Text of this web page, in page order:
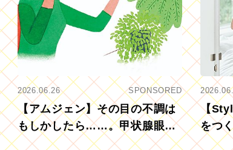
2026.06.26 SPONSORED
【アムジェン】その目の不調は
もしかしたら……。甲状腺眼症
を知っていますか？
【
をつ